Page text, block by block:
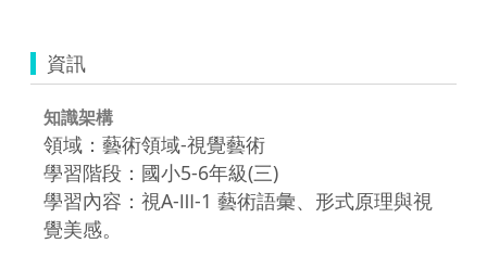
資訊
知識架構
領域：藝術領域-視覺藝術
學習階段：國小5-6年級(三)
學習內容：視A-Ⅲ-1 藝術語彙、形式原理與視
覺美感。